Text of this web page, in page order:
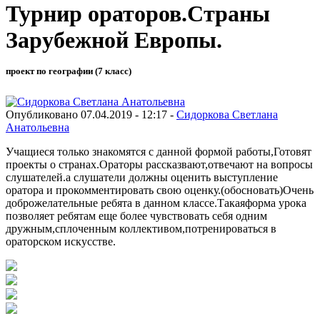
Турнир ораторов.Страны
Зарубежной Европы.
проект по географии (7 класс)
Опубликовано 07.04.2019 - 12:17 - Сидоркова Светлана
Анатольевна
Учащиеся только знакомятся с данной формой работы,Готовят
проекты о странах.Ораторы рассказвают,отвечают на вопросы
слушателей.а слушатели должны оценить выступление
оратора и прокомментировать свою оценку.(обосновать)Очень
доброжелательные ребята в данном классе.Такаяформа урока
позволяет ребятам еще более чувствовать себя одним
дружным,сплоченным коллективом,потренироваться в
ораторском искусстве.